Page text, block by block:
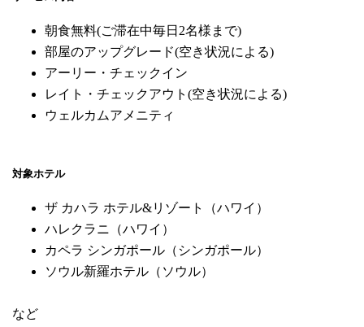
朝食無料(ご滞在中毎日2名様まで)
部屋のアップグレード(空き状況による)
アーリー・チェックイン
レイト・チェックアウト(空き状況による)
ウェルカムアメニティ
対象ホテル
ザ カハラ ホテル&リゾート（ハワイ）
ハレクラニ（ハワイ）
カペラ シンガポール（シンガポール）
ソウル新羅ホテル（ソウル）
など